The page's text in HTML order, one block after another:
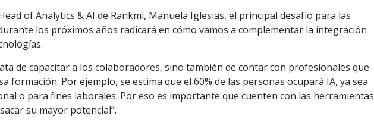
of Analytics & AI de Rankmi, Manuela Iglesias, el principal desafío para las
los próximos años radicará en cómo vamos a complementar la integración
de capacitar a los colaboradores, sino también de contar con profesionales que
formación. Por ejemplo, se estima que el 60% de las personas ocupará IA, ya sea
o para fines laborales. Por eso es importante que cuenten con las herramientas
su mayor potencial”.